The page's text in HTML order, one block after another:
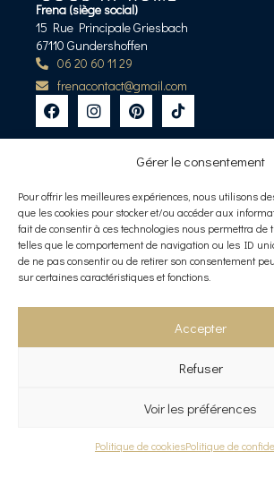
Gérer le consentement
Pour offrir les meilleures expériences, nous utilisons
que les cookies pour stocker et/ou accéder aux
fait de consentir à ces technologies nous permettra de
telles que le comportement de navigation ou les ID
de ne pas consentir ou de retirer son consentement
sur certaines caractéristiques et fonctions.
Accepter
Refuser
Voir les préférences
Politique de cookiesPolitique de
Mon compte
Frena (siège social)
15 Rue Principale Griesbach
67110 Gundershoffen
06 20 60 11 29
frenacontact@gmail.com
Nos produits de verrerie
Verres
Carafes
Coupelles
Décoration
Bougeoirs en cristallin
Oiseaux en cristallin